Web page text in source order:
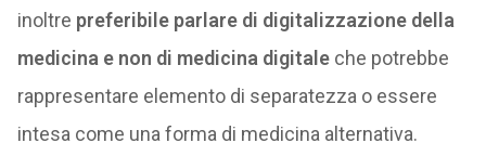
inoltre preferibile parlare di digitalizzazione della
medicina e non di medicina digitaleche potrebbe
rappresentare elemento di separatezza o essere
intesa come una forma di medicina alternativa.